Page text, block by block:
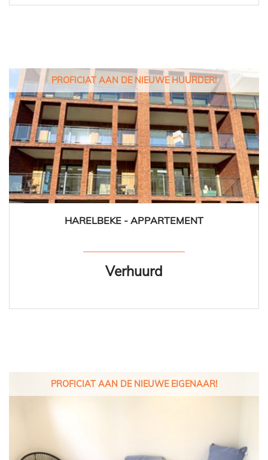
PROFICIAT AAN DE NIEUWE HUURDER!
HARELBEKE - APPARTEMENT
Verhuurd
PROFICIAT AAN DE NIEUWE EIGENAAR!